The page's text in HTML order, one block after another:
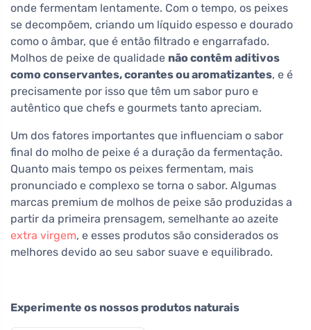
onde fermentam lentamente. Com o tempo, os peixes
se decompõem, criando um líquido espesso e dourado
como o âmbar, que é então filtrado e engarrafado.
Molhos de peixe de qualidade não contêm aditivos
como conservantes, corantes ou aromatizantes, e é
precisamente por isso que têm um sabor puro e
autêntico que chefs e gourmets tanto apreciam.
Um dos fatores importantes que influenciam o sabor
final do molho de peixe é a duração da fermentação.
Quanto mais tempo os peixes fermentam, mais
pronunciado e complexo se torna o sabor. Algumas
marcas premium de molhos de peixe são produzidas a
partir da primeira prensagem, semelhante ao azeite
extra virgem, e esses produtos são considerados os
melhores devido ao seu sabor suave e equilibrado.
Experimente os nossos produtos naturais